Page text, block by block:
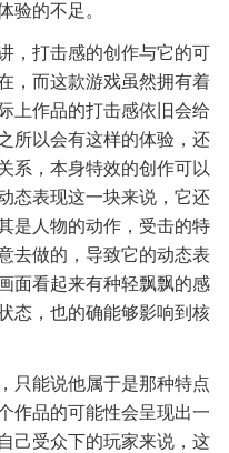
验的不足。
，打击感的创作与它的可
，而这款游戏虽然拥有着
上作品的打击感依旧会给
所以会有这样的体验，还
系，本身特效的创作可以
态表现这一块来说，它还
是人物的动作，受击的特
去做的，导致它的动态表
面看起来有种轻飘飘的感
态，也的确能够影响到核
只能说他属于是那种特点
作品的可能性会呈现出一
己受众下的玩家来说，这